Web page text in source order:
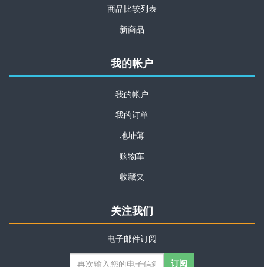
商品比较列表
新商品
我的帐户
我的帐户
我的订单
地址薄
购物车
收藏夹
关注我们
电子邮件订阅